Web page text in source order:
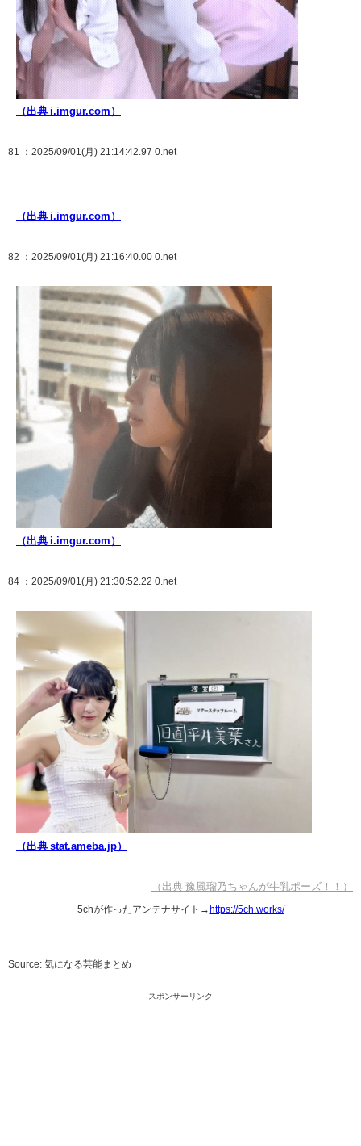
（出典 i.imgur.com）
81 ：2025/09/01(月) 21:14:42.97 0.net
（出典 i.imgur.com）
82 ：2025/09/01(月) 21:16:40.00 0.net
（出典 i.imgur.com）
84 ：2025/09/01(月) 21:30:52.22 0.net
（出典 stat.ameba.jp）
（出典 豫風瑠乃ちゃんが牛乳ポーズ！！）
5chが作ったアンテナサイト→ https://5ch.works/
Source: 気になる芸能まとめ
スポンサーリンク